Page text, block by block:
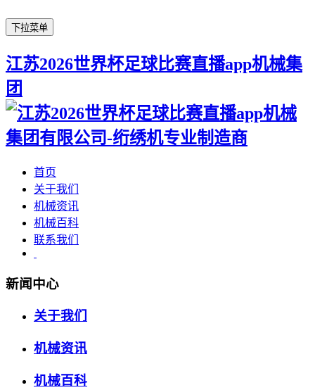
下拉菜单
江苏2026世界杯足球比赛直播app机械集
团
首页
关于我们
机械资讯
机械百科
联系我们
新闻中心
关于我们
机械资讯
机械百科